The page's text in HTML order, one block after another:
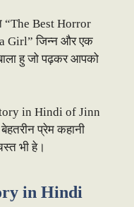
Best Horror
Girl” जिन्न और एक
हु जो पढ़कर आपको
in Hindi of Jinn
प्रेम कहानी
भी हे।
in Hindi